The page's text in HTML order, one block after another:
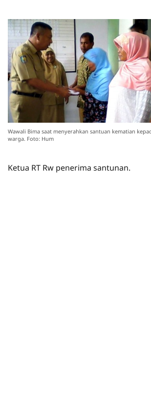
Wawali Bima saat menyerahkan santuan kematian
warga. Foto: Hum
Ketua RT Rw penerima santunan.